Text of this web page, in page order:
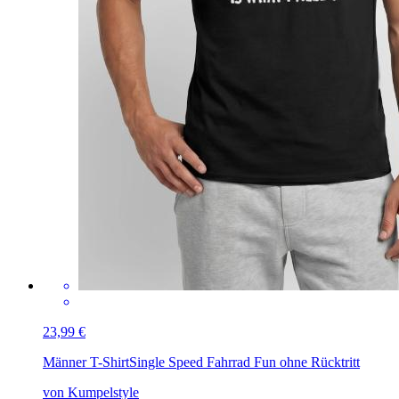
23,99 €
Männer T-ShirtSingle Speed Fahrrad Fun ohne Rücktritt
von Kumpelstyle